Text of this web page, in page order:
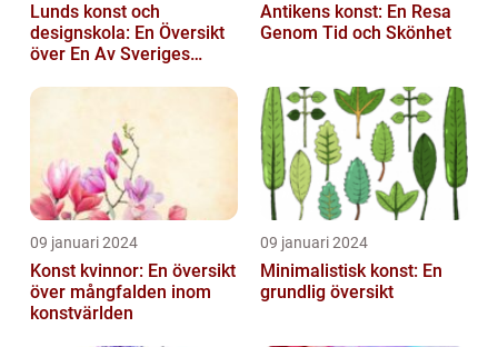
Lunds konst och
designskola: En Översikt
över En Av Sveriges
Utbildningsanstalter inom
Antikens konst: En Resa
Genom Tid och Skönhet
09 januari 2024
Konst kvinnor: En översikt
över mångfalden inom
konstvärlden
09 januari 2024
Minimalistisk konst: En
grundlig översikt